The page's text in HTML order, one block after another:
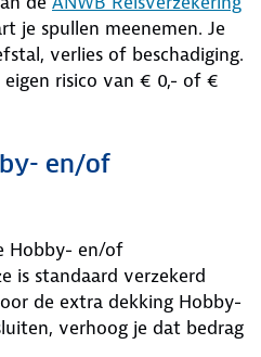
je spullen meenemen. Je
verlies of beschadiging.
eigen risico van € 0,- of €
en/of
Hobby- en/of
is standaard verzekerd
de extra dekking Hobby-
verhoog je dat bedrag